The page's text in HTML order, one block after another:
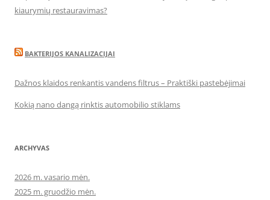
kiaurymių restauravimas?
BAKTERIJOS KANALIZACIJAI
Dažnos klaidos renkantis vandens filtrus – Praktiški pastebėjimai
Kokią nano dangą rinktis automobilio stiklams
ARCHYVAS
2026 m. vasario mėn.
2025 m. gruodžio mėn.